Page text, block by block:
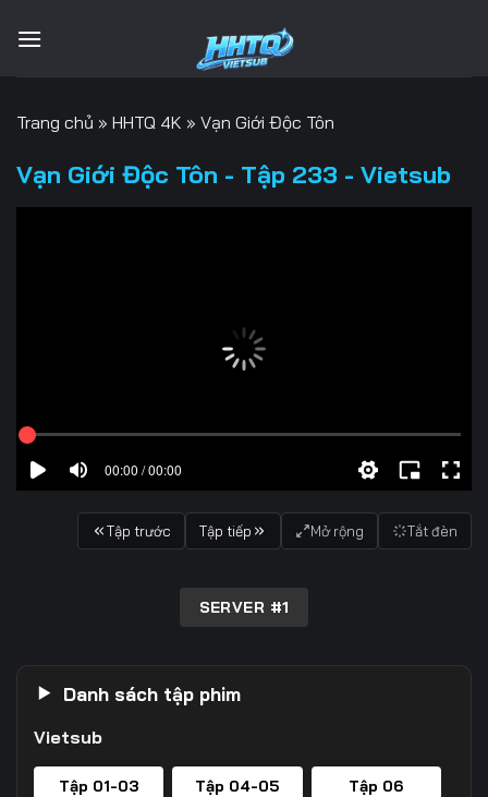
qua
Trang chủ » HHTQ 4K » Vạn Giới Độc Tôn
Vạn Giới Độc Tôn - Tập 233 - Vietsub
00:00 / 00:00
Tập trước Tập tiếp Mở rộng Tắt đèn
SERVER #1
Danh sách tập phim
Vietsub
Tập 01-03 Tập 04-05 Tập 06